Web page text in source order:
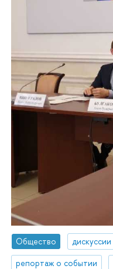
Общество дискуссии
репортаж о событии